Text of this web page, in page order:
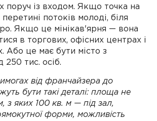
поруч із входом. Якщо точка на
потоків молоді, біля
Якщо це мінікав'ярня — вона
в торгових, офісних центрах і
Або це має бути місто з
250 тис. осіб.
від франчайзера до
бути такі деталі: площа не
з яких 100 кв. м — під зал,
форми, можливість